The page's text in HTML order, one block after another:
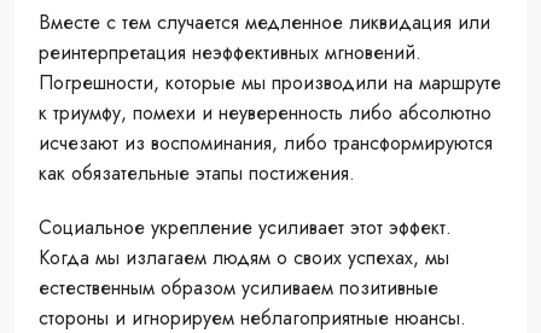
Вместе с тем случается медленное ликвидация или
реинтерпретация неэффективных мгновений.
Погрешности, которые мы производили на маршруте
к триумфу, помехи и неуверенность либо абсолютно
исчезают из воспоминания, либо трансформируются
как обязательные этапы постижения.
Социальное укрепление усиливает этот эффект.
Когда мы излагаем людям о своих успехах, мы
естественным образом усиливаем позитивные
стороны и игнорируем неблагоприятные нюансы.